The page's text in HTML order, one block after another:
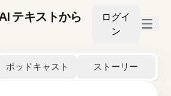
テキストから
ログイ
ン
ポッドキャスト ストーリー